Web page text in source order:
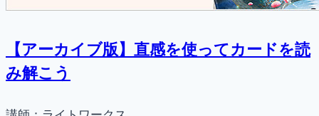
【アーカイブ版】直感を使ってカードを読
み解こう